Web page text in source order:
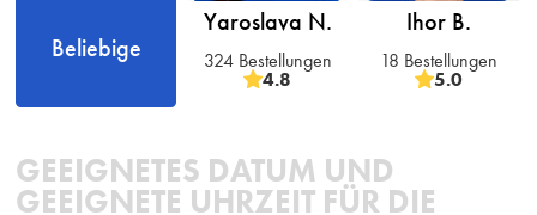
Beliebige
Yaroslava N.
324 Bestellungen
4.8
Ihor B.
18 Bestellungen
5.0
GEEIGNETES DATUM UND
GEEIGNETE UHRZEIT FÜR DIE